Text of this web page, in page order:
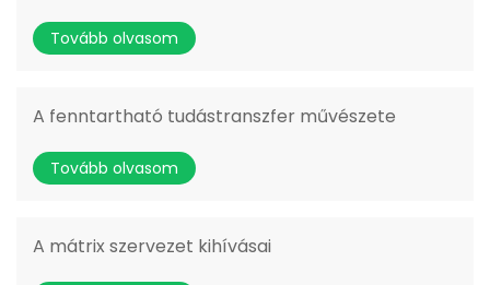
Tovább olvasom
A fenntartható tudástranszfer művészete
Tovább olvasom
A mátrix szervezet kihívásai